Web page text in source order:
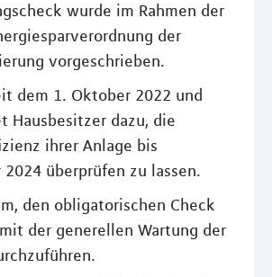
wurde im Rahmen der
der
vorgeschrieben.
dem 1. Oktober 2022 und
Hausbesitzer dazu, die
ihrer Anlage bis
2024 überprüfen zu lassen.
den obligatorischen Check
der generellen Wartung der